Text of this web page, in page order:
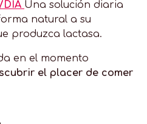
DÍA Una solución diaria
natural a su
produzca lactasa.
en el momento
el placer de comer